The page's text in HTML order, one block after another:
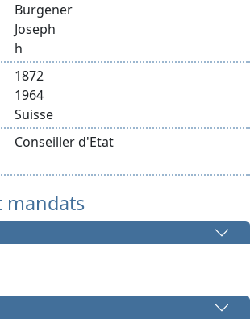
Burgener
Joseph
h
1872
1964
Suisse
Conseiller d'Etat
mandats